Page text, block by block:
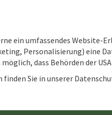
ein umfassendes Website-
Personalisierung) eine
dass Behörden der
Sie in unserer